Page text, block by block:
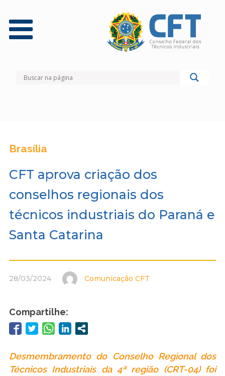
Brasília
CFT aprova criação dos
conselhos regionais dos
técnicos industriais do Paraná e
Santa Catarina
28/03/2024 Comunicação CFT
Compartilhe:
Desmembramento do Conselho Regional dos
Técnicos Industriais da 4ª região (CRT-04) foi